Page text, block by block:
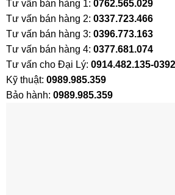
Tư vấn bán hàng 1: 0762.565.029
Tư vấn bán hàng 2: 0337.723.466
Tư vấn bán hàng 3: 0396.773.163
Tư vấn bán hàng 4: 0377.681.074
Tư vấn cho Đại Lý: 0914.482.135-
Kỹ thuật: 0989.985.359
Bảo hành: 0989.985.359